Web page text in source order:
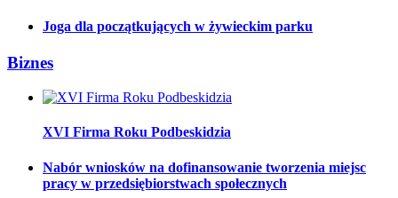
Joga dla początkujących w żywieckim parku
Biznes
XVI Firma Roku Podbeskidzia
Nabór wniosków na dofinansowanie tworzenia miejsc
pracy w przedsiębiorstwach społecznych